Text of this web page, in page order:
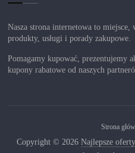
Nasza strona internetowa to
produkty, usługi i porady zakupowe.
Pomagamy kupować, prezentujemy
kupony rabatowe od naszych
Strona
Copyright © 2026 Najlepsze